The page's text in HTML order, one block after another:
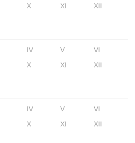
X XI XII
IV V
VI
X XI XII
IV V
VI
X XI XII